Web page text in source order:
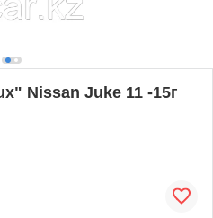
Nissan Juke 11 -15г